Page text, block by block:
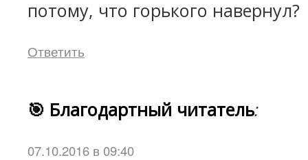
потому, что горького навернул?
Ответить
🎯 Благодартный читатель:
07.10.2016 в 09:40